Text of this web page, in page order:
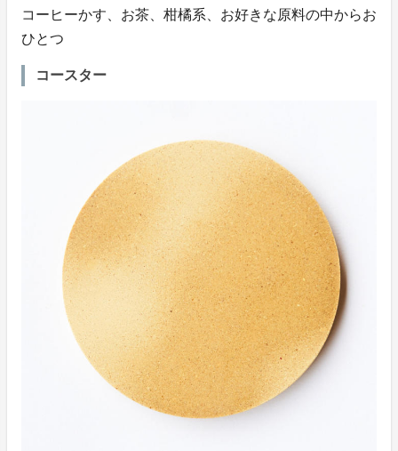
コーヒーかす、お茶、柑橘系、お好きな原料の中からお
ひとつ
コースター